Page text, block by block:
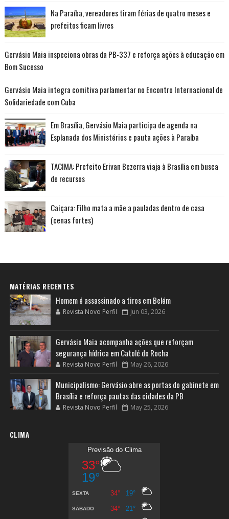
Na Paraíba, vereadores tiram férias de quatro meses e
prefeitos ficam livres
Gervásio Maia inspeciona obras da PB-337 e reforça ações à educação em
Bom Sucesso
Gervásio Maia integra comitiva parlamentar no Encontro Internacional de
Solidariedade com Cuba
Em Brasília, Gervásio Maia participa de agenda na
Esplanada dos Ministérios e pauta ações à Paraíba
TACIMA: Prefeito Erivan Bezerra viaja à Brasília em busca
de recursos
Caiçara: Filho mata a mãe a pauladas dentro de casa
(cenas fortes)
MATÉRIAS RECENTES
Homem é assassinado a tiros em Belém
Revista Novo Perfil Jun 03, 2026
Gervásio Maia acompanha ações que reforçam
segurança hídrica em Catolé do Rocha
Revista Novo Perfil May 26, 2026
Municipalismo: Gervásio abre as portas do gabinete em
Brasília e reforça pautas das cidades da PB
Revista Novo Perfil May 25, 2026
CLIMA